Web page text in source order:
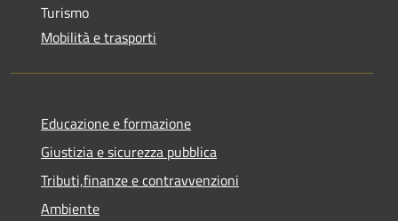
Turismo
Mobilità e trasporti
Educazione e formazione
Giustizia e sicurezza pubblica
Tributi,finanze e contravvenzioni
Ambiente